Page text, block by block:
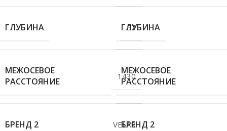
ГЛУБИНА 57
МЕЖОСЕВОЕ
РАССТОЯНИЕ
1430
БРЕНД 2 VELAR
ГЛУБИНА
МЕЖОСЕВОЕ
РАССТОЯНИЕ
БРЕНД 2